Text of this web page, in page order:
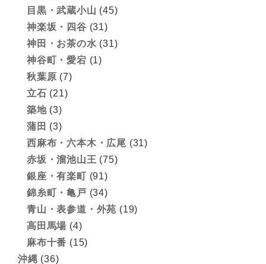
目黒・武蔵小山 (45)
神楽坂・四谷 (31)
神田・お茶の水 (31)
神谷町・愛宕 (1)
秋葉原 (7)
立石 (21)
築地(3)
蒲田 (3)
西麻布・六本木・広尾 (31)
赤坂・溜池山王 (75)
銀座・有楽町 (91)
錦糸町・亀戸 (34)
青山・表参道・外苑 (19)
高田馬場 (4)
麻布十番 (15)
沖縄 (36)